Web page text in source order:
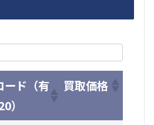
ード（有
）
買取価格